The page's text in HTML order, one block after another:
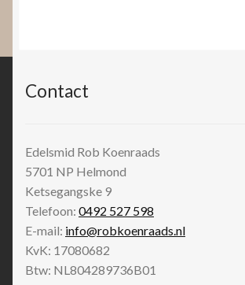
Contact
Edelsmid Rob Koenraads
5701 NP Helmond
Ketsegangske 9
Telefoon: 0492 527 598
E-mail: info@robkoenraads.nl
KvK: 17080682
Btw: NL804289736B01